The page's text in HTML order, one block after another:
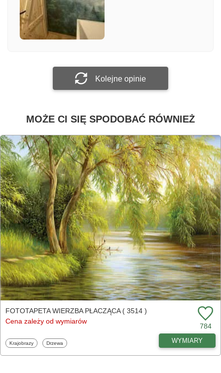
Załącz zdjęcie
Kolejne opinie
MOŻE CI SIĘ SPODOBAĆ RÓWNIEŻ
FOTOTAPETA WIERZBA PŁACZĄCA ( 3514 )
Cena zależy od wymiarów
784
Fototapety
Krajobrazy Fototapety
Drzewa WYMIARY